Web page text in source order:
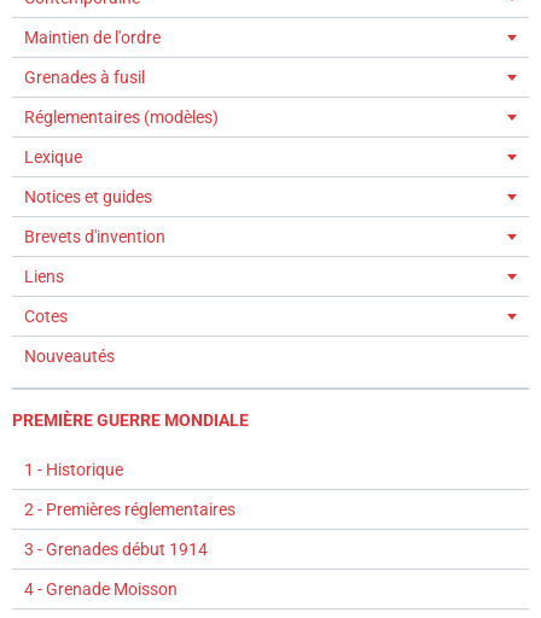
Maintien de l'ordre
Grenades à fusil
Réglementaires (modèles)
Lexique
Notices et guides
Brevets d'invention
Liens
Cotes
Nouveautés
PREMIÈRE GUERRE MONDIALE
1 - Historique
2 - Premières réglementaires
3 - Grenades début 1914
4 - Grenade Moisson